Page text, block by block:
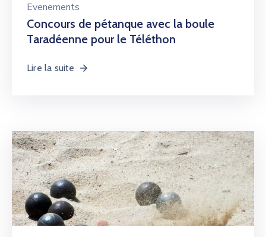
Evenements
Concours de pétanque avec la boule
Taradéenne pour le Téléthon
Lire la suite